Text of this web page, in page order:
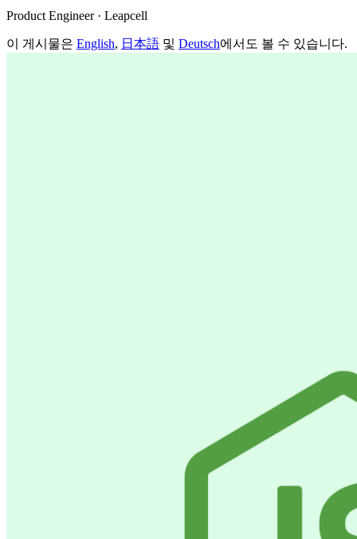
Product Engineer · Leapcell
이 게시물은 English, 日本語 및 Deutsch에서도 볼 수 있습니다.